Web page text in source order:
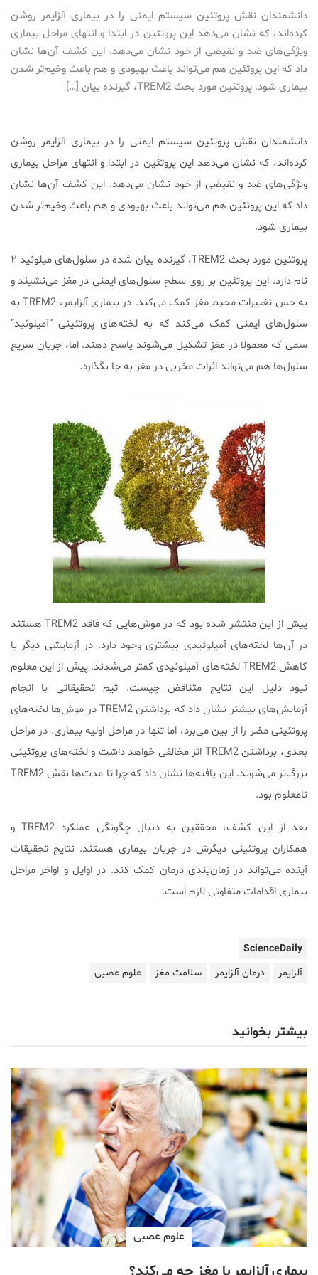
دانشمندان نقش پروتئین سیستم ایمنی را در بیماری آلزایمر روشن
کرده‌اند، که نشان می‌دهد این پروتئین در ابتدا و انتهای مراحل بیماری
ویژگی‌های ضد و نقیضی از خود نشان می‌دهد. این کشف آن‌ها نشان
داد که این پروتئین هم می‌تواند باعث بهبودی و هم باعث وخیم‌تر شدن
بیماری شود. پروتئین مورد بحث TREM2، گیرنده بیان […]
دانشمندان نقش پروتئین سیستم ایمنی را در بیماری آلزایمر روشن
کرده‌اند، که نشان می‌دهد این پروتئین در ابتدا و انتهای مراحل بیماری
ویژگی‌های ضد و نقیضی از خود نشان می‌دهد. این کشف آن‌ها نشان
داد که این پروتئین هم می‌تواند باعث بهبودی و هم باعث وخیم‌تر شدن
بیماری شود.
پروتئین مورد بحث TREM2، گیرنده بیان شده در سلول‌های میلوئید ۲
نام دارد. این پروتئین بر روی سطح سلول‌های ایمنی در مغز می‌نشیند و
به حس تغییرات محیط مغز کمک می‌کند. در بیماری آلزایمر، TREM2 به
سلول‌های ایمنی کمک می‌کند که به لخته‌های پروتئینی “آمیلوئید”
سمی که معمولا در مغز تشکیل می‌شوند پاسخ دهند. اما، جریان سریع
سلول‌ها هم می‌تواند اثرات مخربی در مغز به جا بگذارد.
پیش از این منتشر شده بود که در موش‌هایی که فاقد TREM2 هستند
در آن‌ها لخته‌های آمیلوئیدی بیشتری وجود دارد. در آزمایشی دیگر با
کاهش TREM2 لخته‌های آمیلوئیدی کمتر می‌شدند. پیش از این معلوم
نبود دلیل این نتایج متناقض چیست. تیم تحقیقاتی با انجام
آزمایش‌های بیشتر نشان داد که برداشتن TREM2 در موش‌ها لخته‌های
پروتئینی مضر را از بین می‌برد، اما تنها در مراحل اولیه بیماری. در مراحل
بعدی، برداشتن TREM2 اثر مخالفی خواهد داشت و لخته‌های پروتئینی
بزرگ‌تر می‌شوند. این یافته‌ها نشان داد که چرا تا مدت‌ها نقش TREM2
نامعلوم بود.
بعد از این کشف، محققین به دنبال چگونگی عملکرد TREM2 و
همکاران پروتئینی دیگرش در جریان بیماری هستند. نتایج تحقیقات
آینده می‌تواند در زمان‌بندی درمان کمک کند. در اوایل و اواخر مراحل
بیماری اقدامات متفاوتی لازم است.
ScienceDaily
آلزایمر
درمان آلزایمر سلامت مغز علوم عصبی
بیشتر بخوانید
علوم عصبی